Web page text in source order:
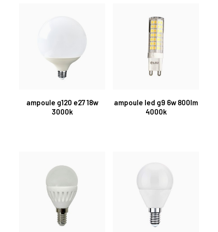
ampoule g120 e27 18w
3000k
ampoule led g9 6w 800lm
4000k